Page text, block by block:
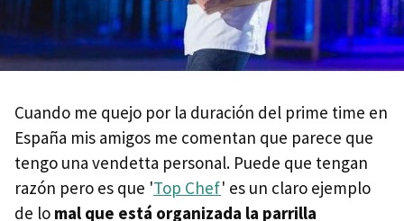
Cuando me quejo por la duración del prime time en
España mis amigos me comentan que parece que
tengo una vendetta personal. Puede que tengan
razón pero es que 'Top Chef' es un claro ejemplo
de lo mal que está organizada la parrilla